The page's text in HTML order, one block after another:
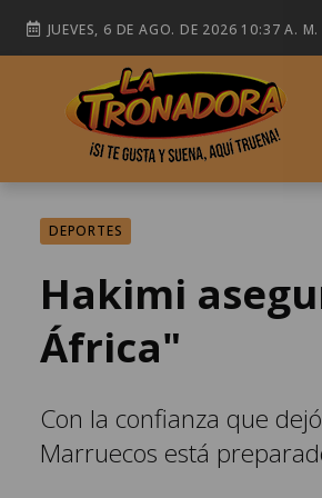
JUEVES, 6 DE AGO. DE 2026 10:37 A. M.
DEPORTES
Hakimi
África"
Con la confianza que
Marruecos está